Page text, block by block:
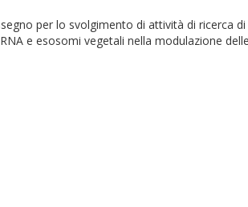
per lo svolgimento di attività di ricerca
e esosomi vegetali nella modulazione